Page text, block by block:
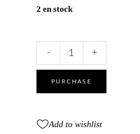
2 en stock
pour
corps
- +
PURCHASE
Add to wishlist